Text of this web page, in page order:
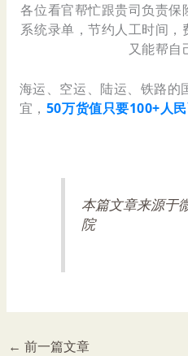
各位看官帮忙跟贵司负责
系统录单，节约人工时间
又能帮自
海运、空运、陆运、铁路的
宜， 50万货值只要100+人
本篇文章来源于
院
← 前一篇文章